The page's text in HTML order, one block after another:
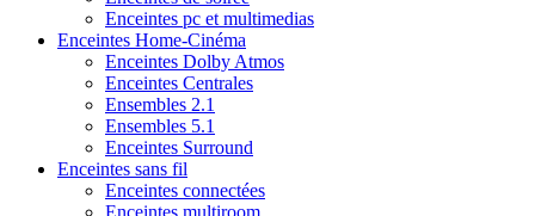
Enceintes pc et multimedias
Enceintes Home-Cinéma
Enceintes Dolby Atmos
Enceintes Centrales
Ensembles 2.1
Ensembles 5.1
Enceintes Surround
Enceintes sans fil
Enceintes connectées
Enceintes multiroom